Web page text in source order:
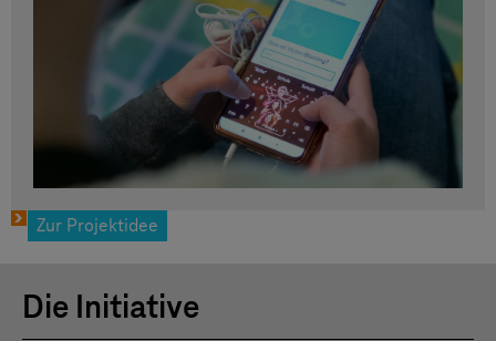
Zur Projektidee
Die Initiative